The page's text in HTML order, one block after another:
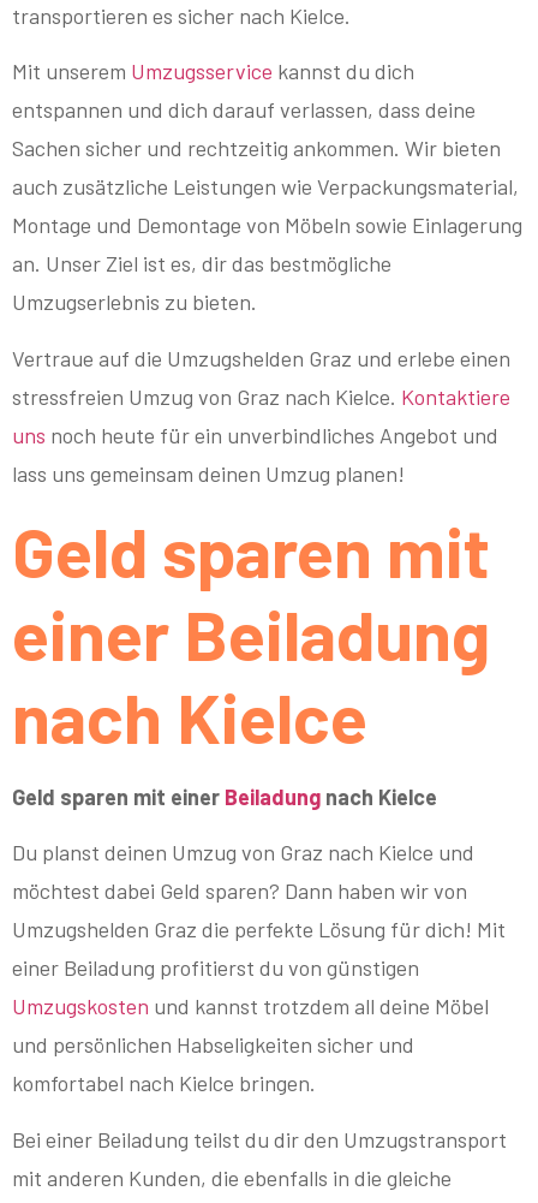
transportieren es sicher nach Kielce.
Mit unserem Umzugsservice kannst du dich
entspannen und dich darauf verlassen, dass deine
Sachen sicher und rechtzeitig ankommen. Wir bieten
auch zusätzliche Leistungen wie Verpackungsmaterial,
Montage und Demontage von Möbeln sowie Einlagerung
an. Unser Ziel ist es, dir das bestmögliche
Umzugserlebnis zu bieten.
Vertraue auf die Umzugshelden Graz und erlebe einen
stressfreien Umzug von Graz nach Kielce. Kontaktiere
uns noch heute für ein unverbindliches Angebot und
lass uns gemeinsam deinen Umzug planen!
Geld sparen mit
einer Beiladung
nach Kielce
Geld sparen mit einer Beiladung nach Kielce
Du planst deinen Umzug von Graz nach Kielce und
möchtest dabei Geld sparen? Dann haben wir von
Umzugshelden Graz die perfekte Lösung für dich! Mit
einer Beiladung profitierst du von günstigen
Umzugskosten und kannst trotzdem all deine Möbel
und persönlichen Habseligkeiten sicher und
komfortabel nach Kielce bringen.
Bei einer Beiladung teilst du dir den Umzugstransport
mit anderen Kunden, die ebenfalls in die gleiche